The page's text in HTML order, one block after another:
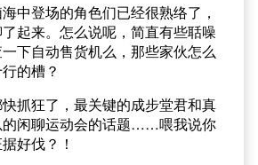
中登场的角色们已经很熟络了，
起来。怎么说呢，简直有些聒噪
下自动售货机么，那些家伙怎么
的槽？
抓狂了，最关键的成步堂君和真
的闲聊运动会的话题……喂我说你
好伐？！